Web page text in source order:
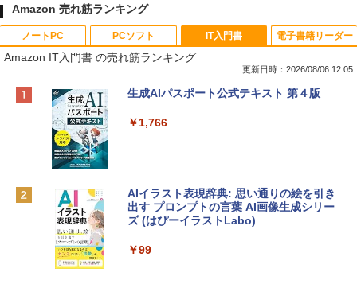
Amazon 売れ筋ランキング
ノートPC
Apple 2026 MacBook Neo A18 Proチッ
e Intelligenceのために設計、Liquid Ret
￥137,800
tomtoc 360°保護 15.6 16インチ パソコ
PCソフト
Xbox プリペイドカード 10,000円 デジタ
ンラインコード]
Robloxギフトカード - 800 Robux 【限
定バーチャルアイテムを含む】 【オンラ
インゲームコード】 ロブロックス | オン
IT入門書
Amazon IT入門書 の売れ筋ランキング
更新日時：2026/08/06 12:05
生成AIパスポート公式テキスト 第４版
￥1,766
AIイラスト表現辞典: 思い通りの絵を引き
出す プロンプトの言葉 AI画像生成シリー
ズ (はぴーイラストLabo)
￥99
電子書籍リーダー